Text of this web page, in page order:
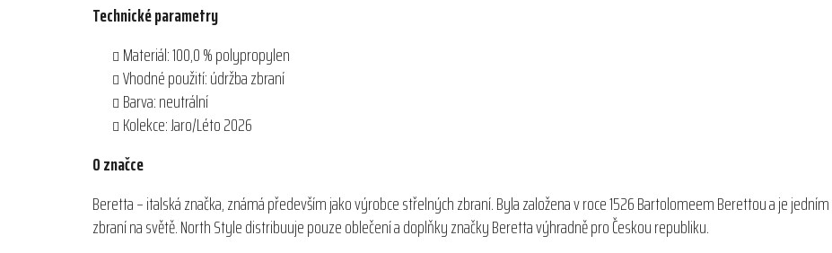
Technické parametry
Materiál: 100,0 % polypropylen
Vhodné použití: údržba zbraní
Barva: neutrální
Kolekce: Jaro/Léto 2026
O značce
Beretta – italská značka, známá především jako výrobce střelných zbraní. Byla založena v roce 1526 Bartolomeem Berettou a je
zbraní na světě. North Style distribuuje pouze oblečení a doplňky značky Beretta výhradně pro Českou republiku.